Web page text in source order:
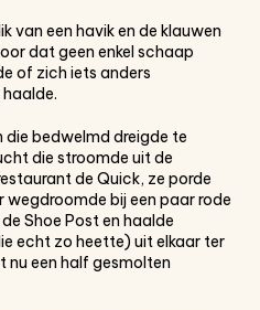
van een havik en de klauwen
dat geen enkel schaap
of zich iets anders
die bedwelmd dreigde te
die stroomde uit de
de Quick, ze porde
wegdroomde bij een paar rode
Shoe Post en haalde
echt zo heette) uit elkaar ter
een half gesmolten